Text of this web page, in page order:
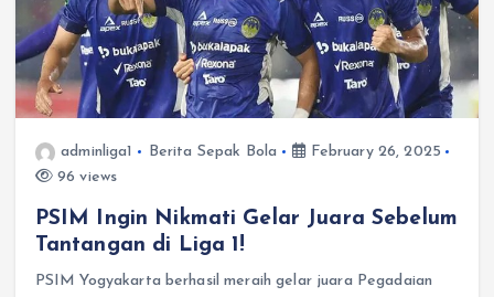
adminliga1 Berita Sepak Bola
February 26, 2025
96 views
PSIM Ingin Nikmati Gelar Juara Sebelum
Tantangan di Liga 1!
PSIM Yogyakarta berhasil meraih gelar juara Pegadaian